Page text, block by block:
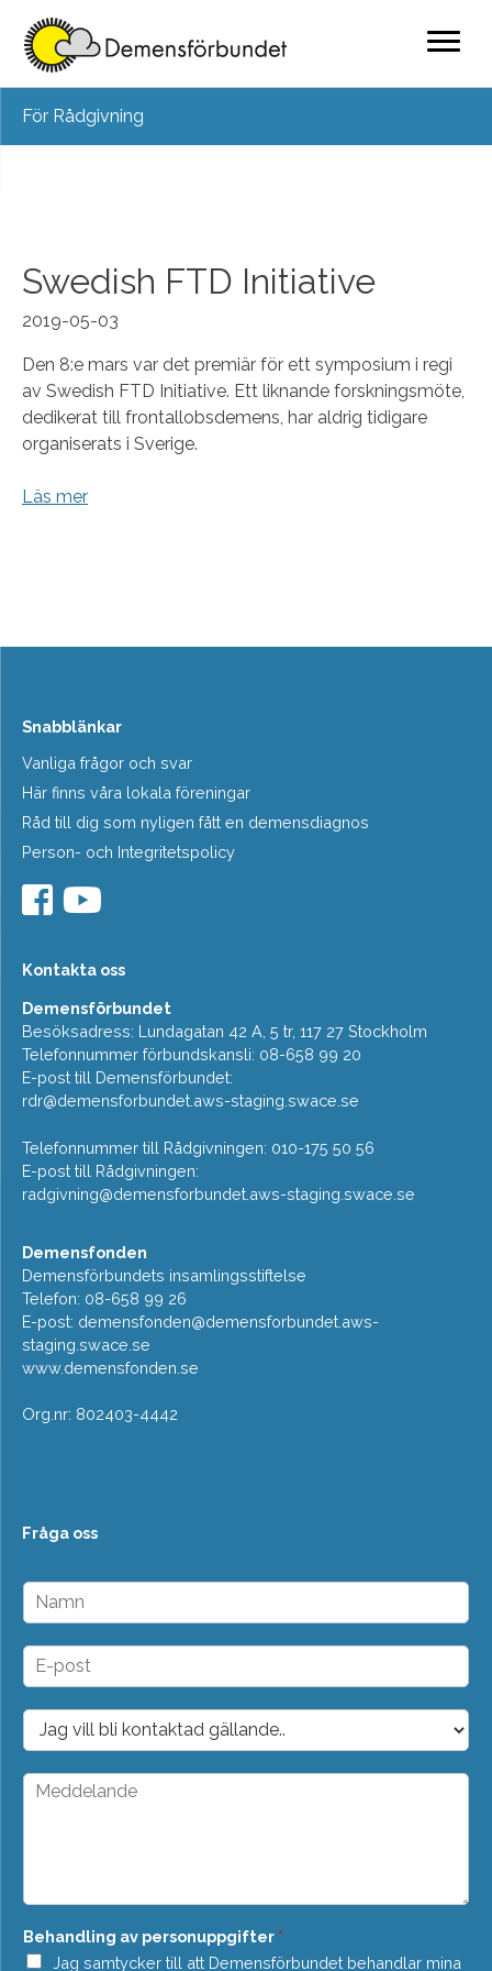
content
För Rådgivning
Swedish FTD Initiative
2019-05-03
Den 8:e mars var det premiär för ett symposium i regi
av Swedish FTD Initiative. Ett liknande forskningsmöte,
dedikerat till frontallobsdemens, har aldrig tidigare
organiserats i Sverige.
Läs mer
Snabblänkar
Vanliga frågor och svar
Här finns våra lokala föreningar
Råd till dig som nyligen fått en demensdiagnos
Person- och Integritetspolicy
Kontakta oss
Demensförbundet
Besöksadress: Lundagatan 42 A, 5 tr, 117 27 Stockholm
Telefonnummer förbundskansli: 08-658 99 20
E-post till Demensförbundet:
rdr@demensforbundet.aws-staging.swace.se
Telefonnummer till Rådgivningen: 010-175 50 56
E-post till Rådgivningen:
radgivning@demensforbundet.aws-staging.swace.se
Demensfonden
Demensförbundets insamlingsstiftelse
Telefon: 08-658 99 26
E-post: demensfonden@demensforbundet.aws-
staging.swace.se
www.demensfonden.se
Org.nr: 802403-4442
Fråga oss
N
m
n
E
p
o
t
*
D
o
p
M
a
d
e
Behandling av personuppgifter *
Jag samtycker till att Demensförbundet behandlar mina